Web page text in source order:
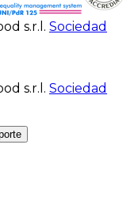
s.r.l. Sociedad
s.r.l. Sociedad